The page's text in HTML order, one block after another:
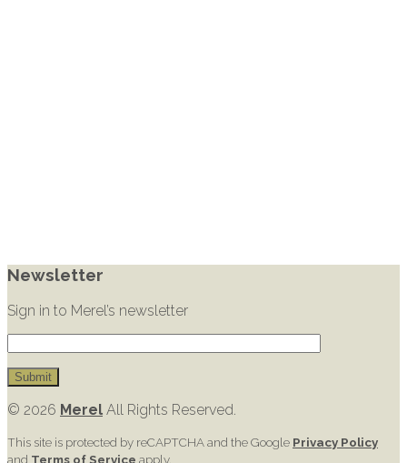
Newsletter
Sign in to Merel’s newsletter
© 2026 Merel All Rights Reserved.
This site is protected by reCAPTCHA and the Google Privacy Policy
and Terms of Service apply.